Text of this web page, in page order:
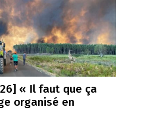
« Il faut que ça
organisé en